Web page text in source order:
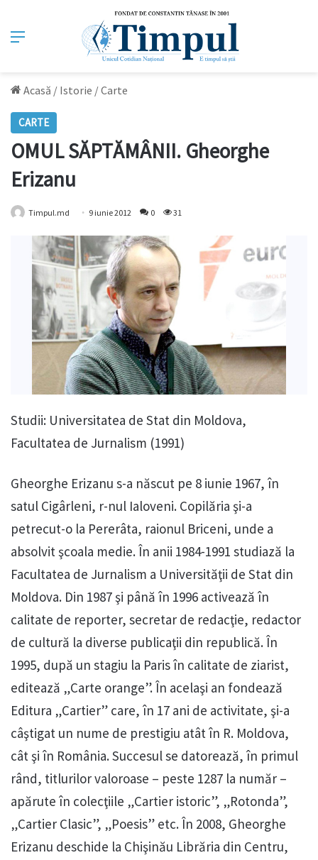
Meniu
Acasă / Istorie /Carte
CARTE
OMUL SĂPTĂMÂNII. Gheorghe
Erizanu
Timpul.md 9 iunie 2012 0 31
Studii: Universitatea de Stat din Moldova,
Facultatea de Jurnalism (1991)
Gheorghe Erizanu s-a născut pe 8 iunie 1967, în
satul Cigârleni, r-nul Ialoveni. Copilăria şi-a
petrecut-o la Pererâta, raionul Briceni, unde a
absolvit şcoala medie. În anii 1984-1991 studiază la
Facultatea de Jurnalism a Universităţii de Stat din
Moldova. Din 1987 şi până în 1996 activează în
calitate de reporter, secretar de redacţie, redactor
de cultură la diverse publicaţii din republică. În
1995, după un stagiu la Paris în calitate de ziarist,
editează „Carte orange”. În acelaşi an fondează
Editura „Cartier” care, în 17 ani de activitate, şi-a
câştigat un nume de prestigiu atât în R. Moldova,
cât şi în România. Succesul se datorează, în primul
rând, titlurilor valoroase – peste 1287 la număr –
apărute în colecţiile „Cartier istoric”, „Rotonda”,
„Cartier Clasic”, „Poesis” etc. În 2008, Gheorghe
Erizanu deschide la Chişinău Librăria din Centru,